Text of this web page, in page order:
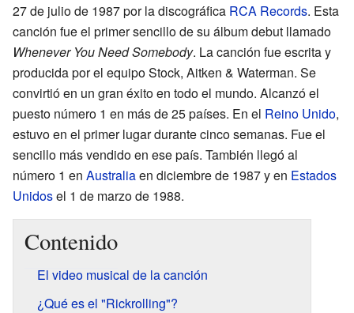
27 de julio de 1987 por la discográfica RCA Records. Esta
canción fue el primer sencillo de su álbum debut llamado
Whenever You Need Somebody. La canción fue escrita y
producida por el equipo Stock, Aitken & Waterman. Se
convirtió en un gran éxito en todo el mundo. Alcanzó el
puesto número 1 en más de 25 países. En el Reino Unido,
estuvo en el primer lugar durante cinco semanas. Fue el
sencillo más vendido en ese país. También llegó al
número 1 en Australiaen diciembre de 1987 y en Estados
Unidosel 1 de marzo de 1988.
Contenido
El video musical de la canción
¿Qué es el "Rickrolling"?